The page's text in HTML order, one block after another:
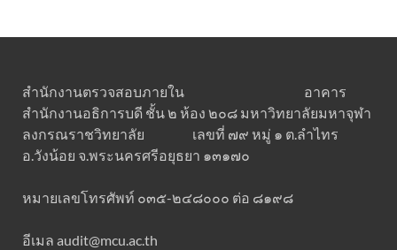
สำนักงานตรวจสอบภายใน อาคาร
สำนักงานอธิการบดี ชั้น ๒ ห้อง ๒๐๘ มหาวิทยาลัยมหาจุฬา
ลงกรณราชวิทยาลัย เลขที่ ๗๙ หมู่ ๑ ต.ลำไทร
อ.วังน้อย จ.พระนครศรีอยุธยา ๑๓๑๗๐
หมายเลขโทรศัพท์ ๐๓๕-๒๔๘๐๐๐ ต่อ ๘๑๙๘
อีเมล audit@mcu.ac.th